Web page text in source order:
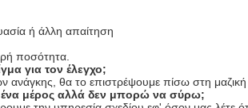
ή άλλη απαίτηση
ποσότητα.
για τον έλεγχο;
ανάγκης, θα το επιστρέψουμε πίσω στη
ένα μέρος αλλά δεν μπορώ να σύρω;